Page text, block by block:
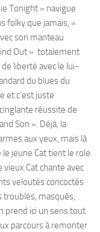
Tonight » navigue
folky que jamais, «
son manteau
Out » totalement
liberté avec le lui-
du blues du
et c’est juste
réussite de
Son ». Déjà, la
aux yeux, mais là
jeune Cat tient le role
Cat chante avec
veloutés concoctés
troublés, masqués,
prend ici un sens tout
parcours à remonter